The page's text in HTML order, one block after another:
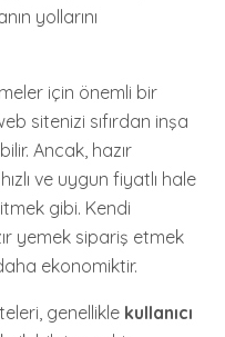
yollarını
için önemli bir
sitenizi sıfırdan inşa
Ancak, hazır
ve uygun fiyatlı hale
gibi. Kendi
yemek sipariş etmek
ekonomiktir.
genellikle kullanıcı